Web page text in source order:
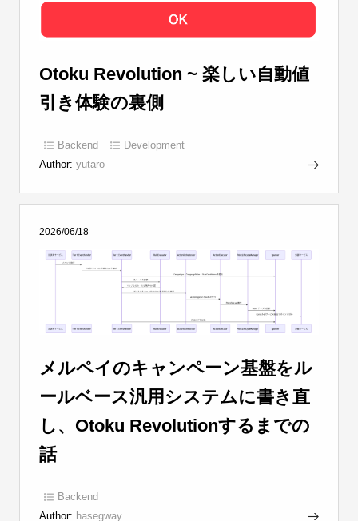
Otoku Revolution ~ 楽しい自動値
引き体験の裏側
Backend
Development
Author: yutaro
2026/06/18
メルペイのキャンペーン基盤をル
ールベース汎用システムに書き直
し、Otoku Revolutionするまでの
話
Backend
Author: hasegway